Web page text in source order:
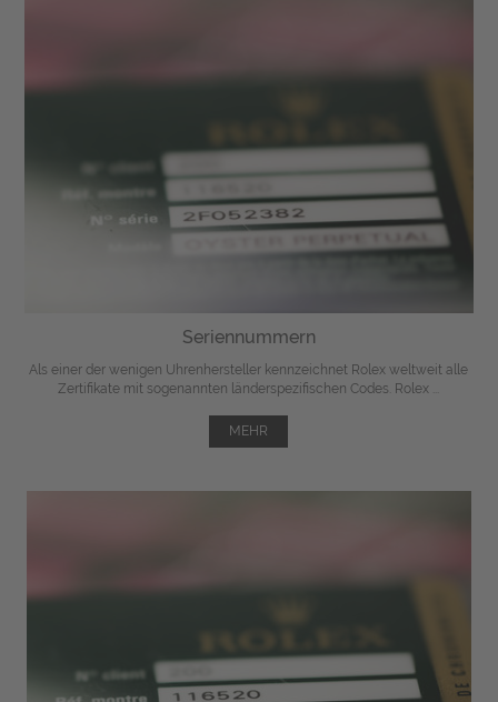
Seriennummern
Als einer der wenigen Uhrenhersteller kennzeichnet Rolex weltweit alle
Zertifikate mit sogenannten länderspezifischen Codes. Rolex ...
MEHR